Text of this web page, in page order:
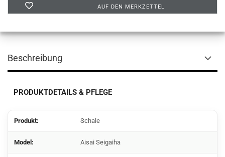
AUF DEN MERKZETTEL
Beschreibung
PRODUKTDETAILS & PFLEGE
Produkt: Schale
Model: Aisai Seigaiha